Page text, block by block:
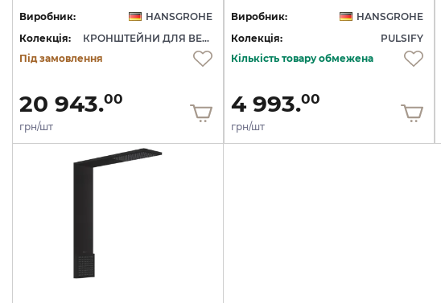
Виробник:
HANSGROHE
Колекція:
КРОНШТЕЙНИ ДЛЯ ВЕРХНЬОГО ДУШУ
Під замовлення
20 943.00
грн/шт
Виробник:
HANSGROHE
Колекція:
PULSIFY
Кількість товару обмежена
4 993.00
грн/шт